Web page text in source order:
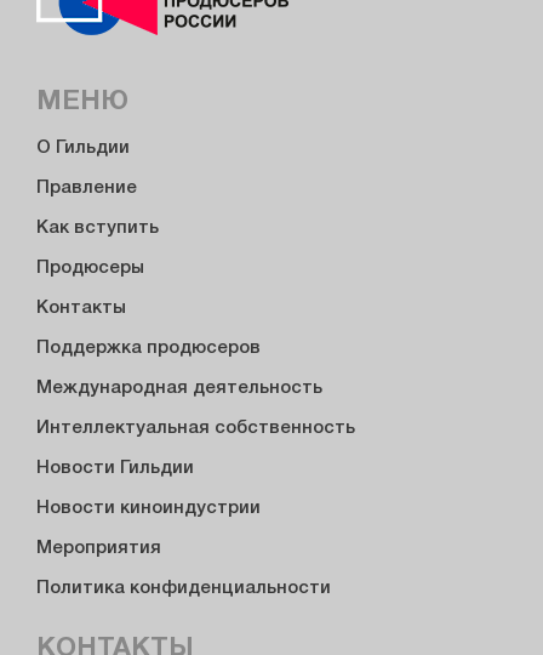
МЕНЮ
О Гильдии
Правление
Как вступить
Продюсеры
Контакты
Поддержка продюсеров
Международная деятельность
Интеллектуальная собственность
Новости Гильдии
Новости киноиндустрии
Мероприятия
Политика конфиденциальности
КОНТАКТЫ